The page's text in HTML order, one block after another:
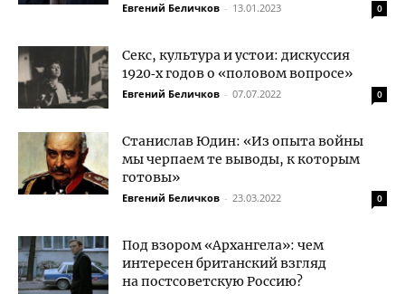
Евгений Беличков - 13.01.2023 0
Секс, культура и устои: дискуссия
1920‑х годов о «половом вопросе»
Евгений Беличков - 07.07.2022 0
Станислав Юдин: «Из опыта войны
мы черпаем те выводы, к которым
готовы»
Евгений Беличков - 23.03.2022 0
Под взором «Архангела»: чем
интересен британский взгляд
на постсоветскую Россию?